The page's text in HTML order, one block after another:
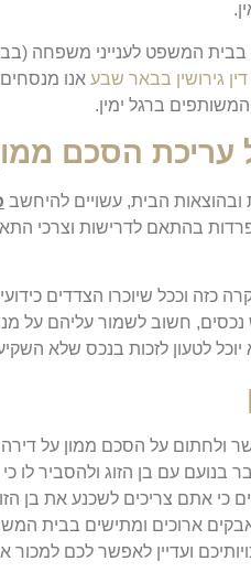
המשפט לענייני משפחה
גירושין בבאר שבעאנו מנסחים
ברגל ימין.
עריכת הסכם
ובהוצאות הבית, עשויים להיחשב
בהתאם לדרישות וצרכי
כזה וככל שיוכרו הצדדים
נכסים, חשוב לשמור עליהם על
לטעון לזכות בנכס שלא
ולחתום על הסכם ממון על
בנועם עם בן הזוג ולהסביר לו
כי אתם צריכים לשכנע את בן
ארוכים ומתישים בבית
ועדיין לאפשר לכם